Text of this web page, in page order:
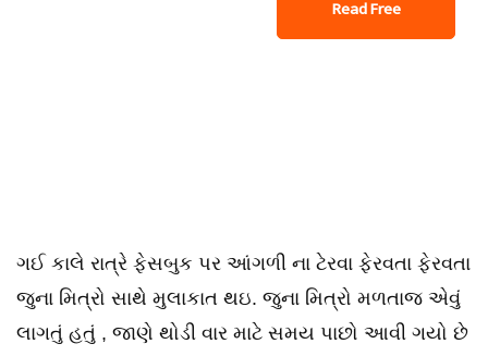
Read Free
ગઈ કાલે રાત્રે ફેસબુક પર આંગળી ના ટેરવા ફેરવતા ફેરવતા
જુના મિત્રો સાથે મુલાકાત થઇ. જુના મિત્રો મળતાજ એવું
લાગતું હતું , જાણે થોડી વાર માટે સમય પાછો આવી ગયો છે